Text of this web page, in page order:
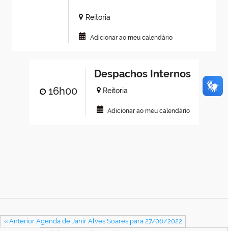
Reitoria
Adicionar ao meu calendário
16h00
Despachos Internos
Reitoria
Adicionar ao meu calendário
« Anterior Agenda de Janir Alves Soares para 27/06/2022